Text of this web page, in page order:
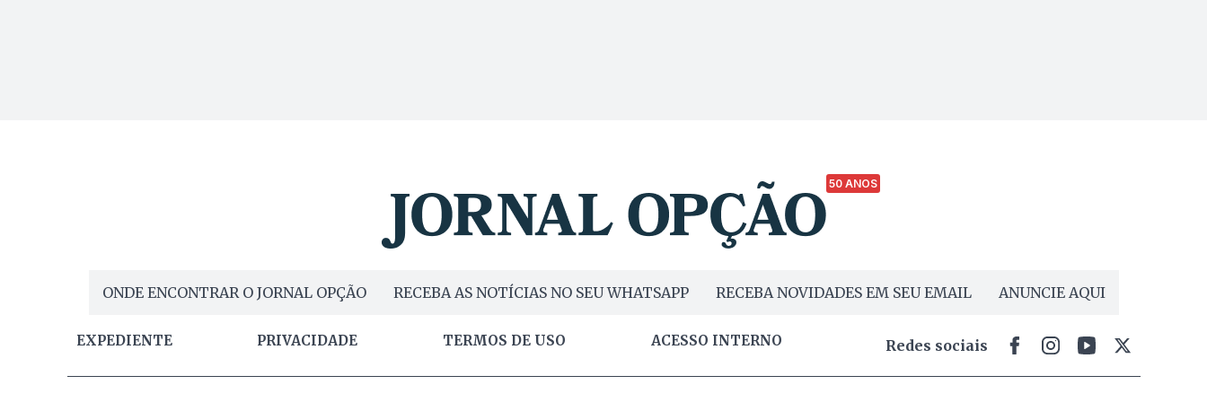
50 ANOS
ONDE ENCONTRAR O JORNAL OPÇÃO RECEBA AS NOTÍCIAS NO SEU WHATSAPP RECEBA NOVIDADES EM SEU EMAIL ANUNCIE AQUI
EXPEDIENTE PRIVACIDADE TERMOS DE USO ACESSO INTERNO Redes sociais